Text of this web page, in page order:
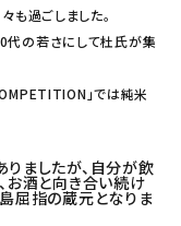
も過ごしました。
代の若さにして杜氏が集
」では純米
ましたが、自分が飲
お酒と向き合い続け
屈指の蔵元となりま